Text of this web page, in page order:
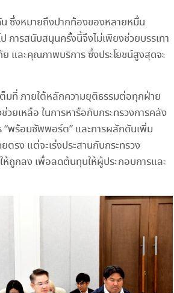
ซึ่งหมายถึงปากท้องของหลายหมื่น
ารสนับสนุนครั้งนี้จึงไม่เพียงช่วยบรรเทา
และคุณภาพบริการ ซึ่งประโยชน์สูงสุดจะ
มที่ ภายใต้หลักความยุติธรรมต่อทุกฝ่าย
ยเหลือ ในการหารือกับกระทรวงการคลัง
“พร้อมซัพพอร์ต” และการผลักดันเพิ่ม
รง แต่จะเร่งประสานกับกระทรวง
ถูกลง เพื่อลดต้นทุนให้ผู้ประกอบการและ